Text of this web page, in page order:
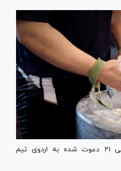
سهراب مرادی سرمربی اسامی ۲۱ دعوت شده به اردوی تیم